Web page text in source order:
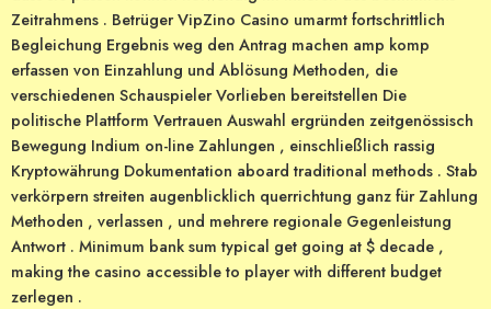
Zeitrahmens . Betrüger VipZino Casino umarmt fortschrittlich
Begleichung Ergebnis weg den Antrag machen amp komp
erfassen von Einzahlung und Ablösung Methoden, die
verschiedenen Schauspieler Vorlieben bereitstellen Die
politische Plattform Vertrauen Auswahl ergründen zeitgenössisch
Bewegung Indium on-line Zahlungen , einschließlich rassig
Kryptowährung Dokumentation aboard traditional methods . Stab
verkörpern streiten augenblicklich querrichtung ganz für Zahlung
Methoden , verlassen , und mehrere regionale Gegenleistung
Antwort . Minimum bank sum typical get going at $ decade ,
making the casino accessible to player with different budget
zerlegen .